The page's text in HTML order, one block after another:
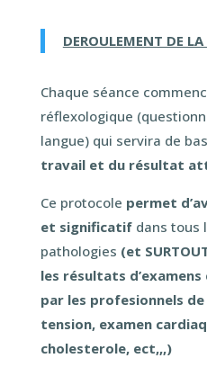
DEROULEMENT DE LA
Chaque séance
réflexologique
langue) qui servira de
travail et du résultat
Ce protocole permet
et significatifdans tous
pathologies (et
les résultats
par les profesionnels
tension, examen
cholesterole, ect,,,)